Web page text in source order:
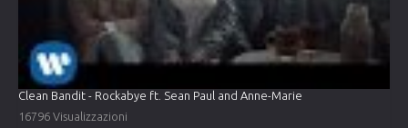
Clean Bandit - Rockabye ft. Sean Paul and Anne-Marie
16796 Visualizzazioni